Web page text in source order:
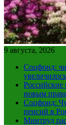
9 августа, 2026
Соцфонд:
Российские
новым
Соцфонд:
пенсий в
Минтруд